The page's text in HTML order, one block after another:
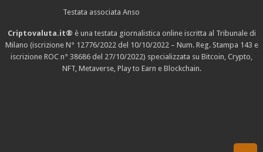
Testata associata Anso
Criptovaluta.it® è una testata giornalistica online iscritta al Tribunale di
Milano (iscrizione N° 12776/2022 del 10/10/2022 – Num. Reg. Stampa 143 e
iscrizione ROC n° 38686 del 27/10/2022) specializzata su Bitcoin, Crypto,
NFT, Metaverse, Play to Earn e Blockchain.